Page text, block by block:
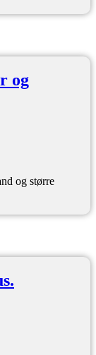
og
og større